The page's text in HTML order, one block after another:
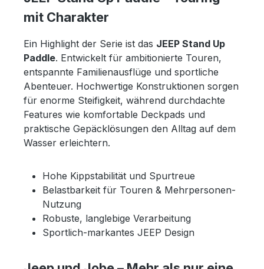
Steuerung via 433 MHz • Adapter für US-Box, Slide-In
Surfbrett und weitere Wassersportgeräte • Engineered
in Germany • 5 Jahre Garantie auf das SUP nach
Registrierung Technische Details & Lieferumfang: JEEP x
Jobe Exclusive Duna 11.6 Touring SUP JAYKAY e-Finne
2.0 Stream 40 Paddel (3-teilig) Rucksack Pumpe Leash
Quick-Release-Gurt Adapter für US-Box, Slide-In und
Smartlock
mit Charakter
Ein Highlight der Serie ist das JEEP Stand Up
Paddle. Entwickelt für ambitionierte Touren,
entspannte Familienausflüge und sportliche
Abenteuer. Hochwertige Konstruktionen sorgen
für enorme Steifigkeit, während durchdachte
Features wie komfortable Deckpads und
praktische Gepäcklösungen den Alltag auf dem
Wasser erleichtern.
Hohe Kippstabilität und Spurtreue
Belastbarkeit für Touren & Mehrpersonen-
Nutzung
Robuste, langlebige Verarbeitung
Sportlich-markantes JEEP Design